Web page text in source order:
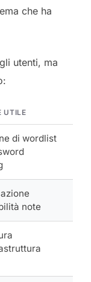
che ha
utenti, ma
UTILE
di wordlist
note